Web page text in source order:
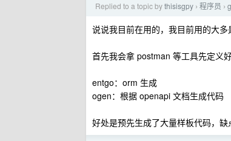
Replied to a topic bythisisgpy › 程序员 ›
说说我目前在用的，我目前用的大
首先我会拿 postman 等工具先定义
entgo：orm 生成
ogen：根据 openapi 文档生成代码
好处是预先生成了大量样板代码，